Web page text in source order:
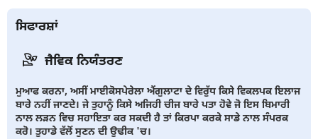
ਸਿਫਾਰਸ਼ਾਂ
ਜੈਵਿਕ ਨਿਯੰਤਰਣ
ਮੁਆਫ ਕਰਨਾ, ਅਸੀਂ ਮਾਈਕੋਸਪੇਰੇਲਾ ਐਂਗੁਲਾਟਾ ਦੇ ਵਿਰੁੱਧ ਕਿਸੇ ਵਿਕਲਪਕ ਇਲਾਜ
ਬਾਰੇ ਨਹੀਂ ਜਾਣਦੇ। ਜੇ ਤੁਹਾਨੂੰ ਕਿਸੇ ਅਜਿਹੀ ਚੀਜ ਬਾਰੇ ਪਤਾ ਹੋਵੇ ਜੋ ਇਸ ਬਿਮਾਰੀ
ਨਾਲ ਲੜਨ ਵਿਚ ਸਹਾਇਤਾ ਕਰ ਸਕਦੀ ਹੈ ਤਾਂ ਕਿਰਪਾ ਕਰਕੇ ਸਾਡੇ ਨਾਲ ਸੰਪਰਕ
ਕਰੋ। ਤੁਹਾਡੇ ਵੱਲੋਂ ਸੁਣਨ ਦੀ ਉਢੀਕ 'ਚ।